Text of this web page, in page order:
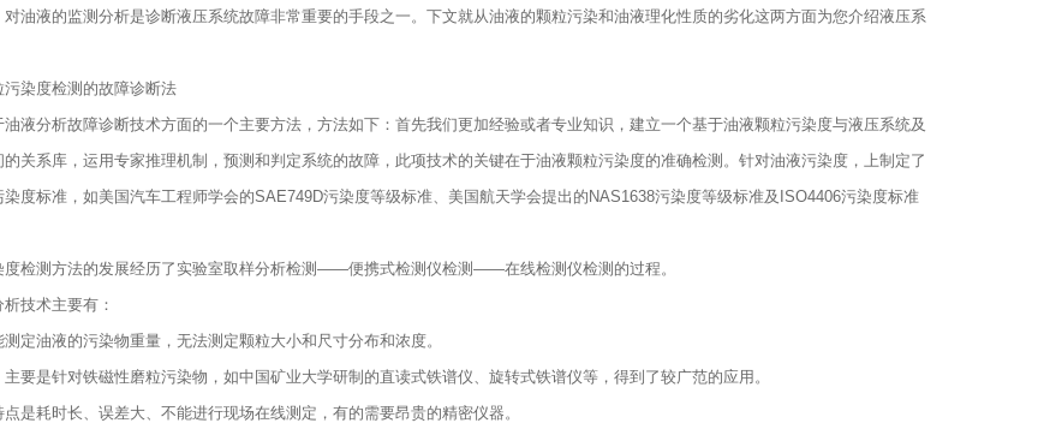
对油液的监测分析是诊断液压系统故障非常重要的手段之一。下文就从油液的颗粒污染和油液理化性质的劣化这两方面为您介绍液压系
染度检测的故障诊断法
分析故障诊断技术方面的一个主要方法，方法如下：首先我们更加经验或者专业知识，建立一个基于油液颗粒污染度与液压系统及
关系库，运用专家推理机制，预测和判定系统的故障，此项技术的关键在于油液颗粒污染度的准确检测。针对油液污染度，上制定了
度标准，如美国汽车工程师学会的SAE749D污染度等级标准、美国航天学会提出的NAS1638污染度等级标准及ISO4406污染度标准
测方法的发展经历了实验室取样分析检测——便携式检测仪检测——在线检测仪检测的过程。
技术主要有：
油液的污染物重量，无法测定颗粒大小和尺寸分布和浓度。
是针对铁磁性磨粒污染物，如中国矿业大学研制的直读式铁谱仪、旋转式铁谱仪等，得到了较广范的应用。
耗时长、误差大、不能进行现场在线测定，有的需要昂贵的精密仪器。